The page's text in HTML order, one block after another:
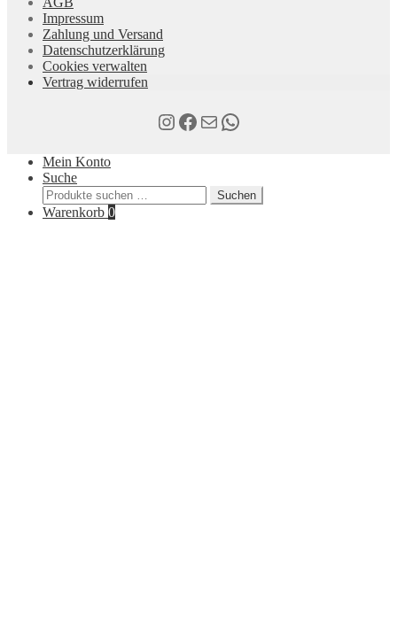
Impressum
Zahlung und Versand
Datenschutzerklärung
Cookies verwalten
Vertrag widerrufen
Instagram
Facebook
E-MailWhatsApp
Mein Konto
Suche
Suchen
nach:
Suchen
Warenkorb 0